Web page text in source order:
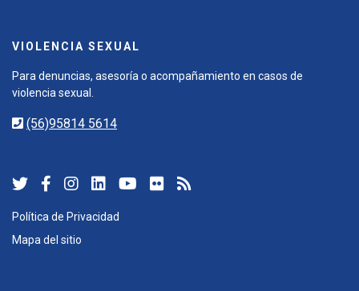
VIOLENCIA SEXUAL
Para denuncias, asesoría o acompañamiento en casos de
violencia sexual.
(56)95814 5614
Política de Privacidad
Mapa del sitio